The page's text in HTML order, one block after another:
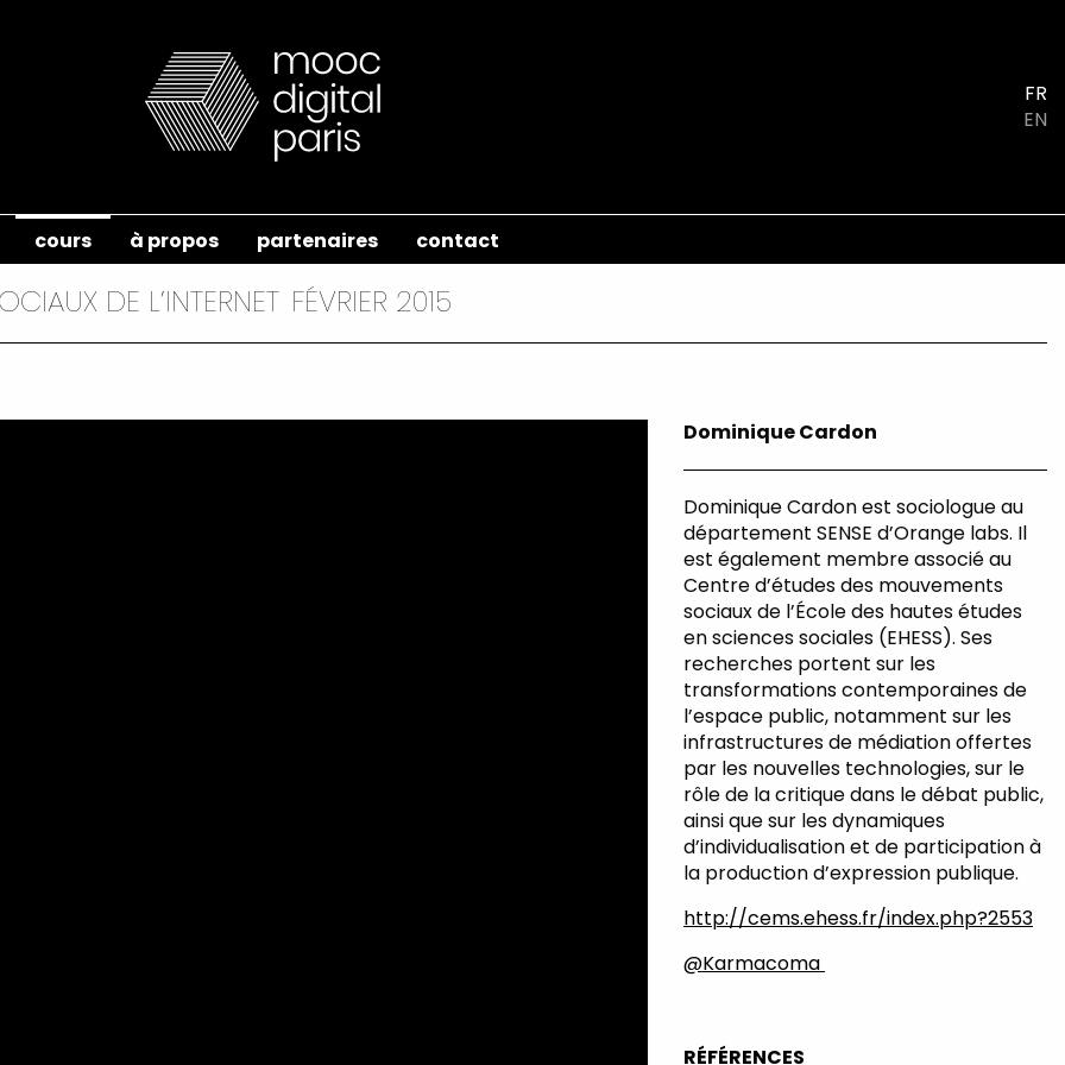
FR
EN
cours à propos partenaires contact
DE L’INTERNET FÉVRIER 2015
Dominique Cardon
Dominique Cardon est sociologue au
département SENSE d’Orange labs. Il
est également membre associé au
Centre d’études des mouvements
sociaux de l’École des hautes études
en sciences sociales (EHESS). Ses
recherches portent sur les
transformations contemporaines de
l’espace public, notamment sur les
infrastructures de médiation offertes
par les nouvelles technologies, sur le
rôle de la critique dans le débat public,
ainsi que sur les dynamiques
d’individualisation et de participation à
la production d’expression publique.
http://cems.ehess.fr/index.php?2553
@Karmacoma
RÉFÉRENCES